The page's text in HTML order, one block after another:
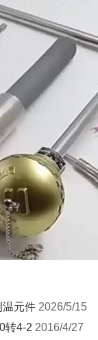
温元件 2026/5/15
转4-2 2016/4/27